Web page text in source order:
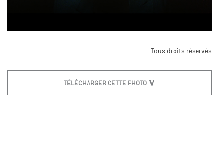
Tous droits réservés
TÉLÉCHARGER CETTE PHOTO